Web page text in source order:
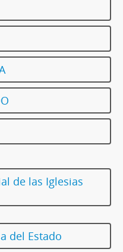
de las Iglesias
del Estado